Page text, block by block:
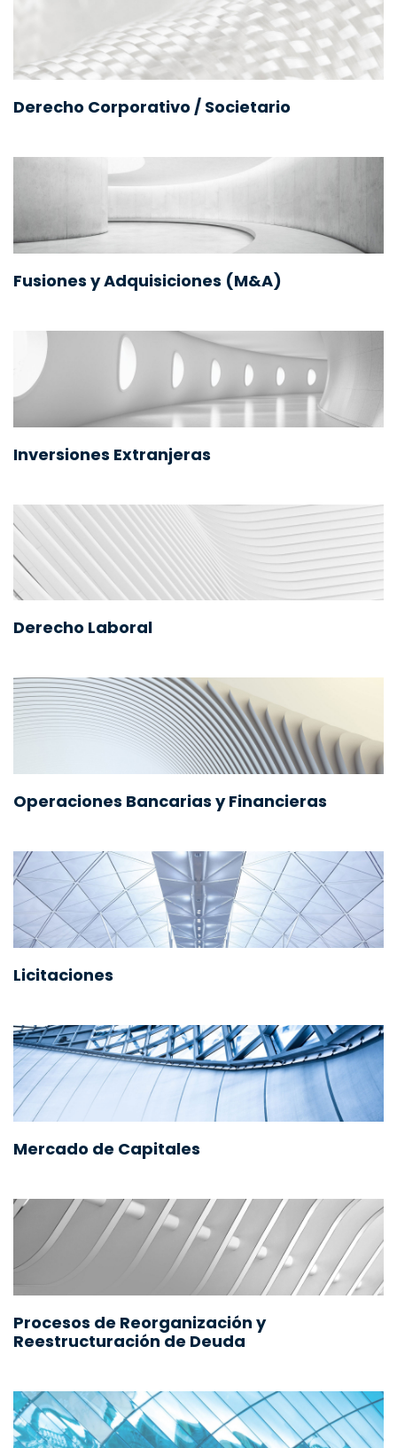
Derecho Corporativo / Societario
Fusiones y Adquisiciones (M&A)
Inversiones Extranjeras
Derecho Laboral
Operaciones Bancarias y Financieras
Licitaciones
Mercado de Capitales
Procesos de Reorganización y
Reestructuración de Deuda